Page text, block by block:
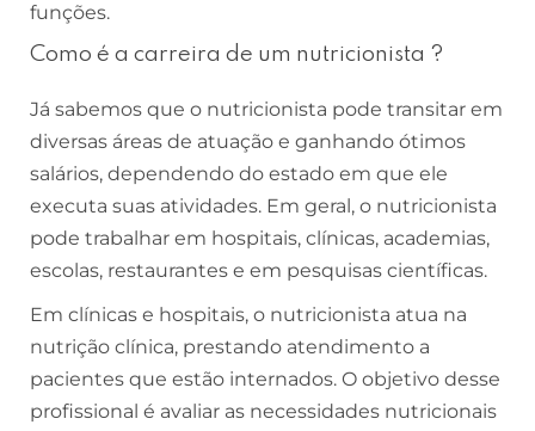
funções.
Como é a carreira de um nutricionista ?
Já sabemos que o nutricionista pode transitar em
diversas áreas de atuação e ganhando ótimos
salários, dependendo do estado em que ele
executa suas atividades. Em geral, o nutricionista
pode trabalhar em hospitais, clínicas, academias,
escolas, restaurantes e em pesquisas científicas.
Em clínicas e hospitais, o nutricionista atua na
nutrição clínica, prestando atendimento a
pacientes que estão internados. O objetivo desse
profissional é avaliar as necessidades nutricionais